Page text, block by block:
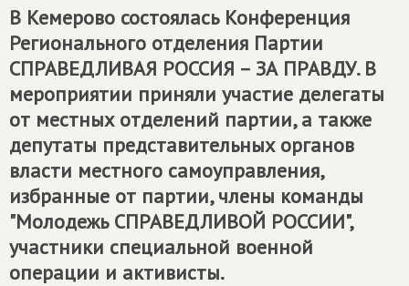
В Кемерово состоялась Конференция
Регионального отделения Партии
СПРАВЕДЛИВАЯ РОССИЯ – ЗА ПРАВДУ. В
мероприятии приняли участие делегаты
от местных отделений партии, а также
депутаты представительных органов
власти местного самоуправления,
избранные от партии, члены команды
"Молодежь СПРАВЕДЛИВОЙ РОССИИ",
участники специальной военной
операции и активисты.